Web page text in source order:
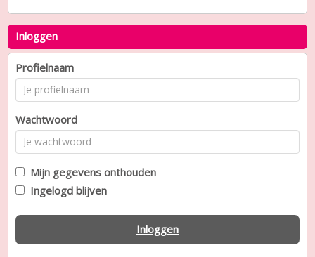
Inloggen
Profielnaam
Wachtwoord
Mijn gegevens onthouden
Ingelogd blijven
Inloggen